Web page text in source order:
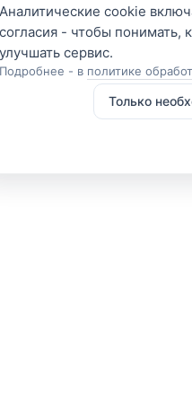
Аналитические cookie
согласия - чтобы понимать,
Подробнее - в политике
Только